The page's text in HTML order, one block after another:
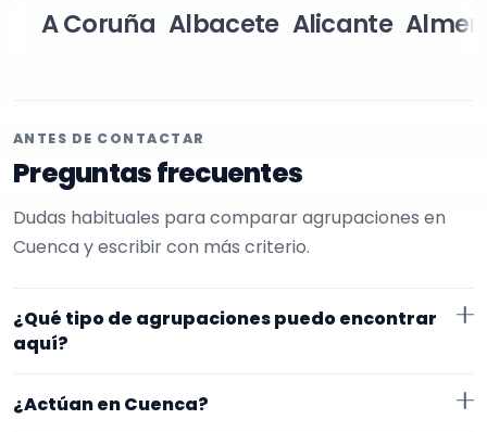
A Coruña Albacete Alicante
ANTES DE CONTACTAR
Preguntas frecuentes
Dudas habituales para comparar agrupaciones en
Cuenca y escribir con más criterio.
¿Qué tipo de agrupaciones puedo encontrar
aquí?
Conviene comparar repertorio, tamaño de la
¿Actúan en Cuenca?